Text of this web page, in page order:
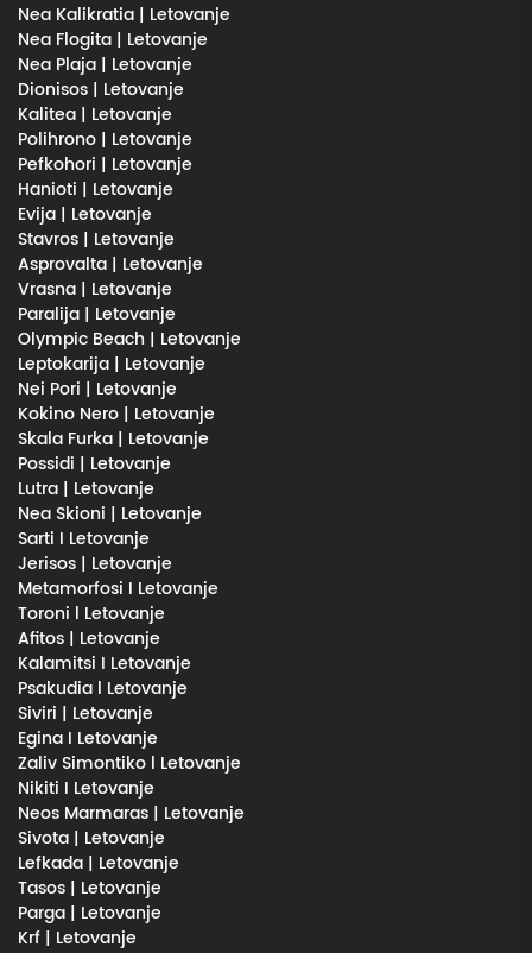
Nea Kalikratia | Letovanje
Nea Flogita | Letovanje
Nea Plaja | Letovanje
Dionisos | Letovanje
Kalitea | Letovanje
Polihrono | Letovanje
Pefkohori | Letovanje
Hanioti | Letovanje
Evija | Letovanje
Stavros | Letovanje
Asprovalta | Letovanje
Vrasna | Letovanje
Paralija | Letovanje
Olympic Beach | Letovanje
Leptokarija | Letovanje
Nei Pori | Letovanje
Kokino Nero | Letovanje
Skala Furka | Letovanje
Possidi | Letovanje
Lutra | Letovanje
Nea Skioni | Letovanje
Sarti I Letovanje
Jerisos | Letovanje
Metamorfosi I Letovanje
Toroni l Letovanje
Afitos | Letovanje
Kalamitsi I Letovanje
Psakudia l Letovanje
Siviri | Letovanje
Egina I Letovanje
Zaliv Simontiko l Letovanje
Nikiti I Letovanje
Neos Marmaras | Letovanje
Sivota | Letovanje
Lefkada | Letovanje
Tasos | Letovanje
Parga | Letovanje
Krf | Letovanje